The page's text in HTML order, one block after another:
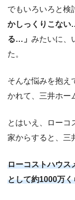
でもいろいろと検
かしっくりこない
る…」 みたいに、
た。
そんな悩みを抱え
かれて、三井ホー
とはいえ、ローコ
家からすると、三
ローコストハウス
として約1000万